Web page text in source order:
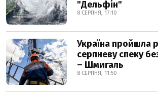
"Дельфін"
8 СЕРПНЯ, 17:10
Україна пройшла
серпневу спеку
– Шмигаль
8 СЕРПНЯ, 11:50